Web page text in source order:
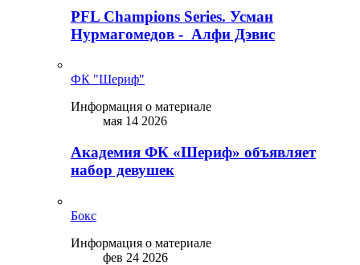
PFL Champions Series. Усман
Нурмагомедов - Алфи Дэвис
ФК "Шериф"
Информация о материале
мая 14 2026
Академия ФК «Шериф» объявляет
набор девушек
Бокс
Информация о материале
фев 24 2026